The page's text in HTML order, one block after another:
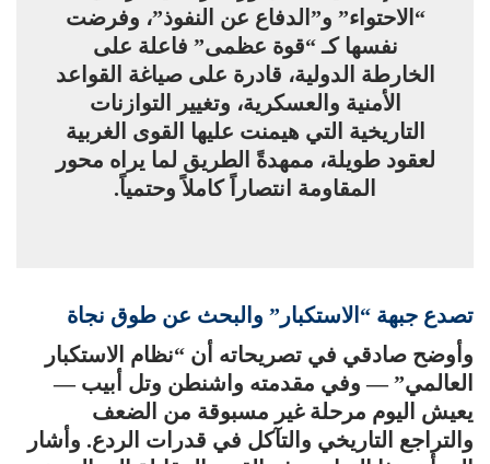
“الاحتواء” و”الدفاع عن النفوذ”، وفرضت
نفسها كـ “قوة عظمى” فاعلة على
الخارطة الدولية، قادرة على صياغة القواعد
الأمنية والعسكرية، وتغيير التوازنات
التاريخية التي هيمنت عليها القوى الغربية
لعقود طويلة، ممهدةً الطريق لما يراه محور
المقاومة انتصاراً كاملاً وحتمياً.
تصدع جبهة “الاستكبار” والبحث عن طوق نجاة
وأوضح صادقي في تصريحاته أن “نظام الاستكبار
العالمي” — وفي مقدمته واشنطن وتل أبيب —
يعيش اليوم مرحلة غير مسبوقة من الضعف
والتراجع التاريخي والتآكل في قدرات الردع. وأشار